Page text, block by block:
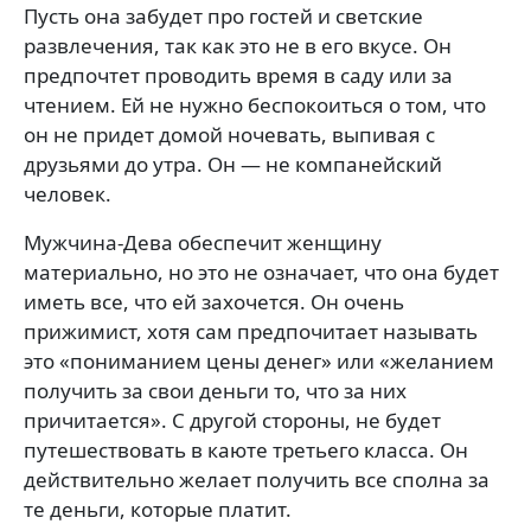
Пусть она забудет про гостей и светские
развлечения, так как это не в его вкусе. Он
предпочтет проводить время в саду или за
чтением. Ей не нужно беспокоиться о том, что
он не придет домой ночевать, выпивая с
друзьями до утра. Он — не компанейский
человек.
Мужчина-Дева обеспечит женщину
материально, но это не означает, что она будет
иметь все, что ей захочется. Он очень
прижимист, хотя сам предпочитает называть
это «пониманием цены денег» или «желанием
получить за свои деньги то, что за них
причитается». С другой стороны, не будет
путешествовать в каюте третьего класса. Он
действительно желает получить все сполна за
те деньги, которые платит.